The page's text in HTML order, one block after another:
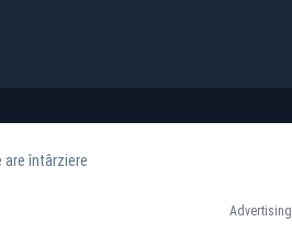
are întârziere
Advertising